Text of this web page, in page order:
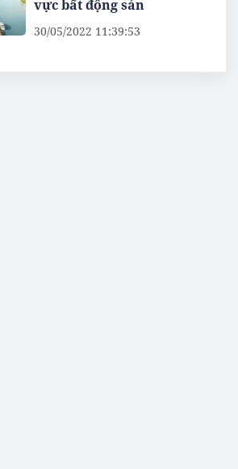
vực bất động sản
30/05/2022 11:39:53